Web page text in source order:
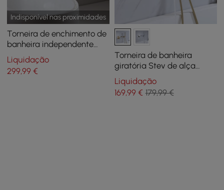
Indisponível nas proximidades
Torneira de enchimento de
banheira independente
Brewst de alça única com
chuveiro de mão, latão,
ouro escovado
Liquidação
299,99 €
Torneira de banheira
giratória Stev de alça
única para montagem na
parede com chuveiro de
mão em latão sólido
Liquidação
169,99€ 179,99 €